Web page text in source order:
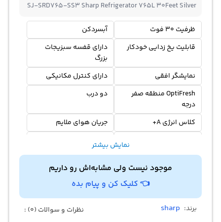
SJ-SRD765-SS3 Sharp Refrigerator 765L 30Feet Silver
ظرفیت 30 فوت
آبسردکن
قابلیت یخ زدایی خودکار
دارای قفسه سبزیجات
بزرگ
نمایشگر افقی
دارای کنترل مکانیکی
OptiFresh منطقه صفر
درجه
دو درب
کلاس انرژی A+
جریان هوای ملایم
بو زدایی
نمایش بیشتر
موجود نیست ولی مشابه‌اش رو داریم
👈 کلیک کن و پیام بده
برند: sharp نظرات و سوالات (0) :